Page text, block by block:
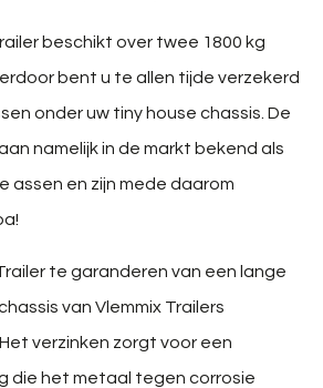
beschikt over twee 1800 kg
bent u te allen tijde verzekerd
onder uw tiny house chassis. De
namelijk in de markt bekend als
assen en zijn mede daarom
te garanderen van een lange
van Vlemmix Trailers
verzinken zorgt voor een
die het metaal tegen corrosie